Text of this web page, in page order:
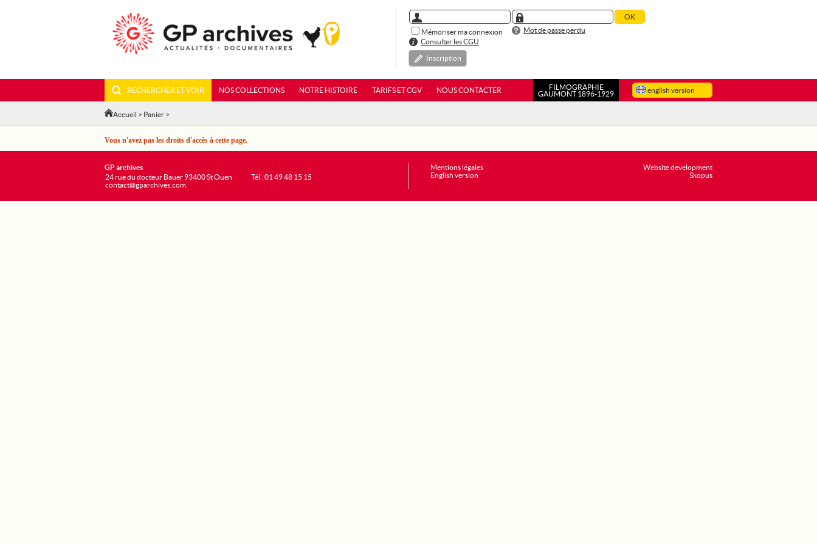
Mémoriser ma connexion
Mot de passe perdu
Consulter les CGU
Inscription
english version
RECHERCHER ET VOIR NOS COLLECTIONS NOTRE HISTOIRE TARIFS ET CGV NOUS CONTACTER
FILMOGRAPHIE
GAUMONT 1896-1929
Accueil > Panier >
Vous n'avez pas les droits d'accès à cette page.
Website development
Skopus
GP archives
24 rue du docteur Bauer 93400 St Ouen
contact@gparchives.com
Tél : 01 49 48 15 15
Mentions légales
English version